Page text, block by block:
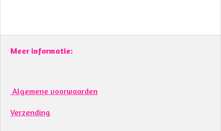
Meer informatie:
Algemene voorwaarden
Verzending